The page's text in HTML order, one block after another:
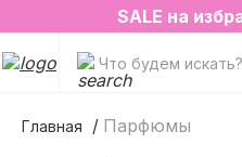
2=3 на любимые
SALE на
Что будем искать?
Главная Парфюмы